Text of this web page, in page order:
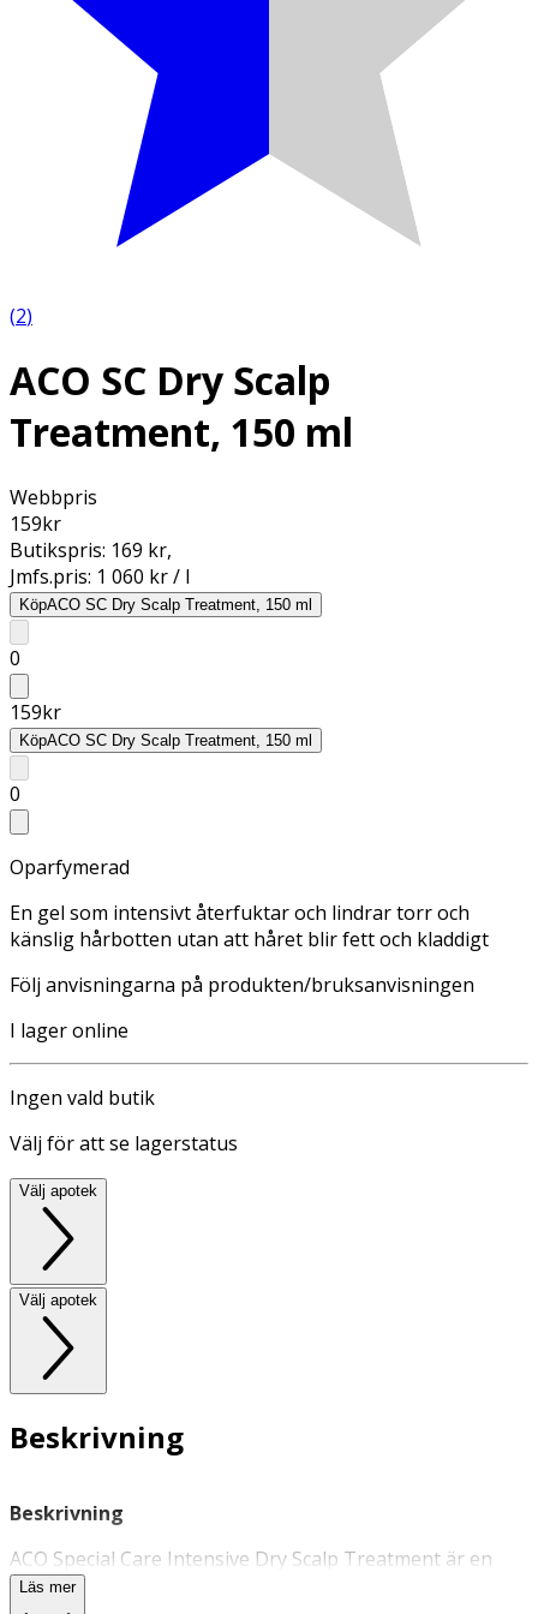
(2)
ACO SC Dry Scalp
Treatment, 150 ml
Webbpris
159kr
Butikspris: 169 kr,
Jmfs.pris: 1 060 kr / l
KöpACO SC Dry Scalp Treatment, 150 ml
0
159kr
KöpACO SC Dry Scalp Treatment, 150 ml
0
Oparfymerad
En gel som intensivt återfuktar och lindrar torr och
känslig hårbotten utan att håret blir fett och kladdigt
Följ anvisningarna på produkten/bruksanvisningen
I lager online
Ingen vald butik
Välj för att se lagerstatus
Välj apotek
Välj apotek
Beskrivning
Beskrivning
ACO Special Care Intensive Dry Scalp Treatment är en
oparfymerad gel som återfuktar och lindrar
Läs mer